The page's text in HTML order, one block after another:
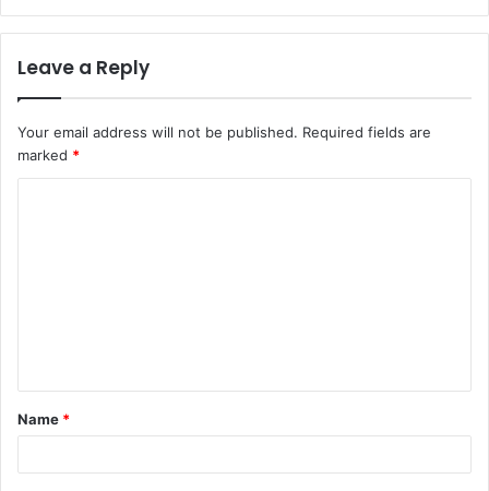
Leave a Reply
Your email address will not be published. Required fields are
marked *
Name *